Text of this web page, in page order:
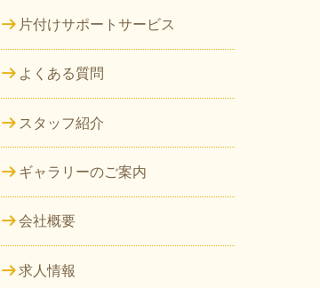
片付けサポートサービス
よくある質問
スタッフ紹介
ギャラリーのご案内
会社概要
求人情報